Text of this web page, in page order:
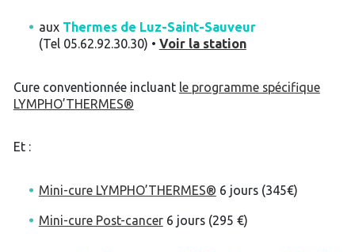
aux Thermes de Luz-Saint-Sauveur
(Tel 05.62.92.30.30) • Voir la station
Cure conventionnée incluant le programme spécifique
LYMPHO’THERMES®
Et :
Mini-cure LYMPHO’THERMES® 6 jours (345€)
Mini-cure Post-cancer6 jours (295 €)